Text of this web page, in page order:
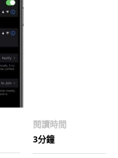
閱讀時間
3分鐘